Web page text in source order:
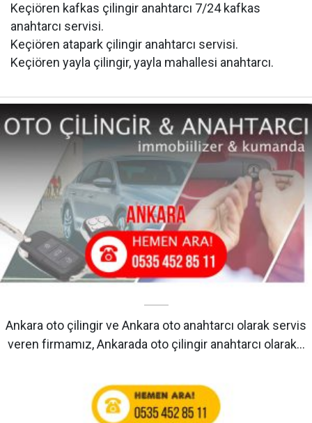
Keçiören kafkas çilingir anahtarcı 7/24 kafkas
anahtarcı servisi.
Keçiören atapark çilingir anahtarcı servisi.
Keçiören yayla çilingir, yayla mahallesi anahtarcı.
Ankara oto çilingir ve Ankara oto anahtarcı olarak servis
veren firmamız, Ankarada oto çilingir anahtarcı olarak…